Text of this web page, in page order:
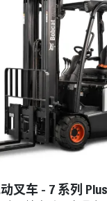
叉车 - 7 系列 Plus